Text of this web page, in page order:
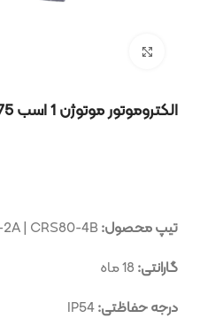
الکتروموتور موتوژن 1 اسب 0.75 کیلووات تکفاز دوخازن
تیپ محصول:
گارانتی:18 ماه
درجه حفاظتی:IP54